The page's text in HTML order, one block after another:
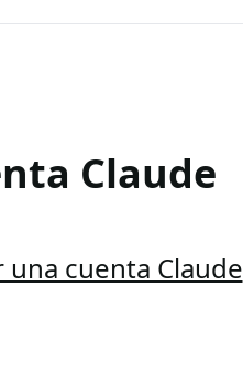
Claude
cuenta Claude